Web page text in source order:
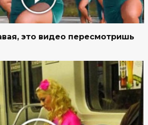
это видео пересмотришь